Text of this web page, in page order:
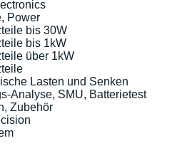
Power
bis 30W
bis 1kW
über 1kW
Lasten und Senken
Analyse, SMU, Batterietest
Zubehör